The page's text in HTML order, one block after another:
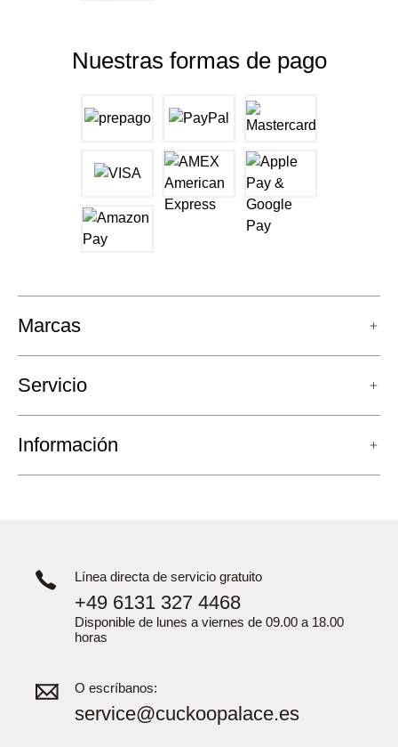
Nuestras formas de pago
Marcas
Servicio
Información
Línea directa de servicio gratuito
+49 6131 327 4468
Disponible de lunes a viernes de 09.00 a 18.00
horas
O escríbanos:
service@cuckoopalace.es